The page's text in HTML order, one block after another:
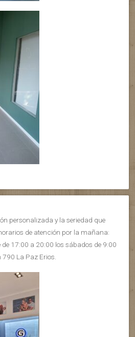
personalizada y la seriedad que
de atención por la mañana:
17:00 a 20:00 los sábados de 9:00
La Paz Erios.